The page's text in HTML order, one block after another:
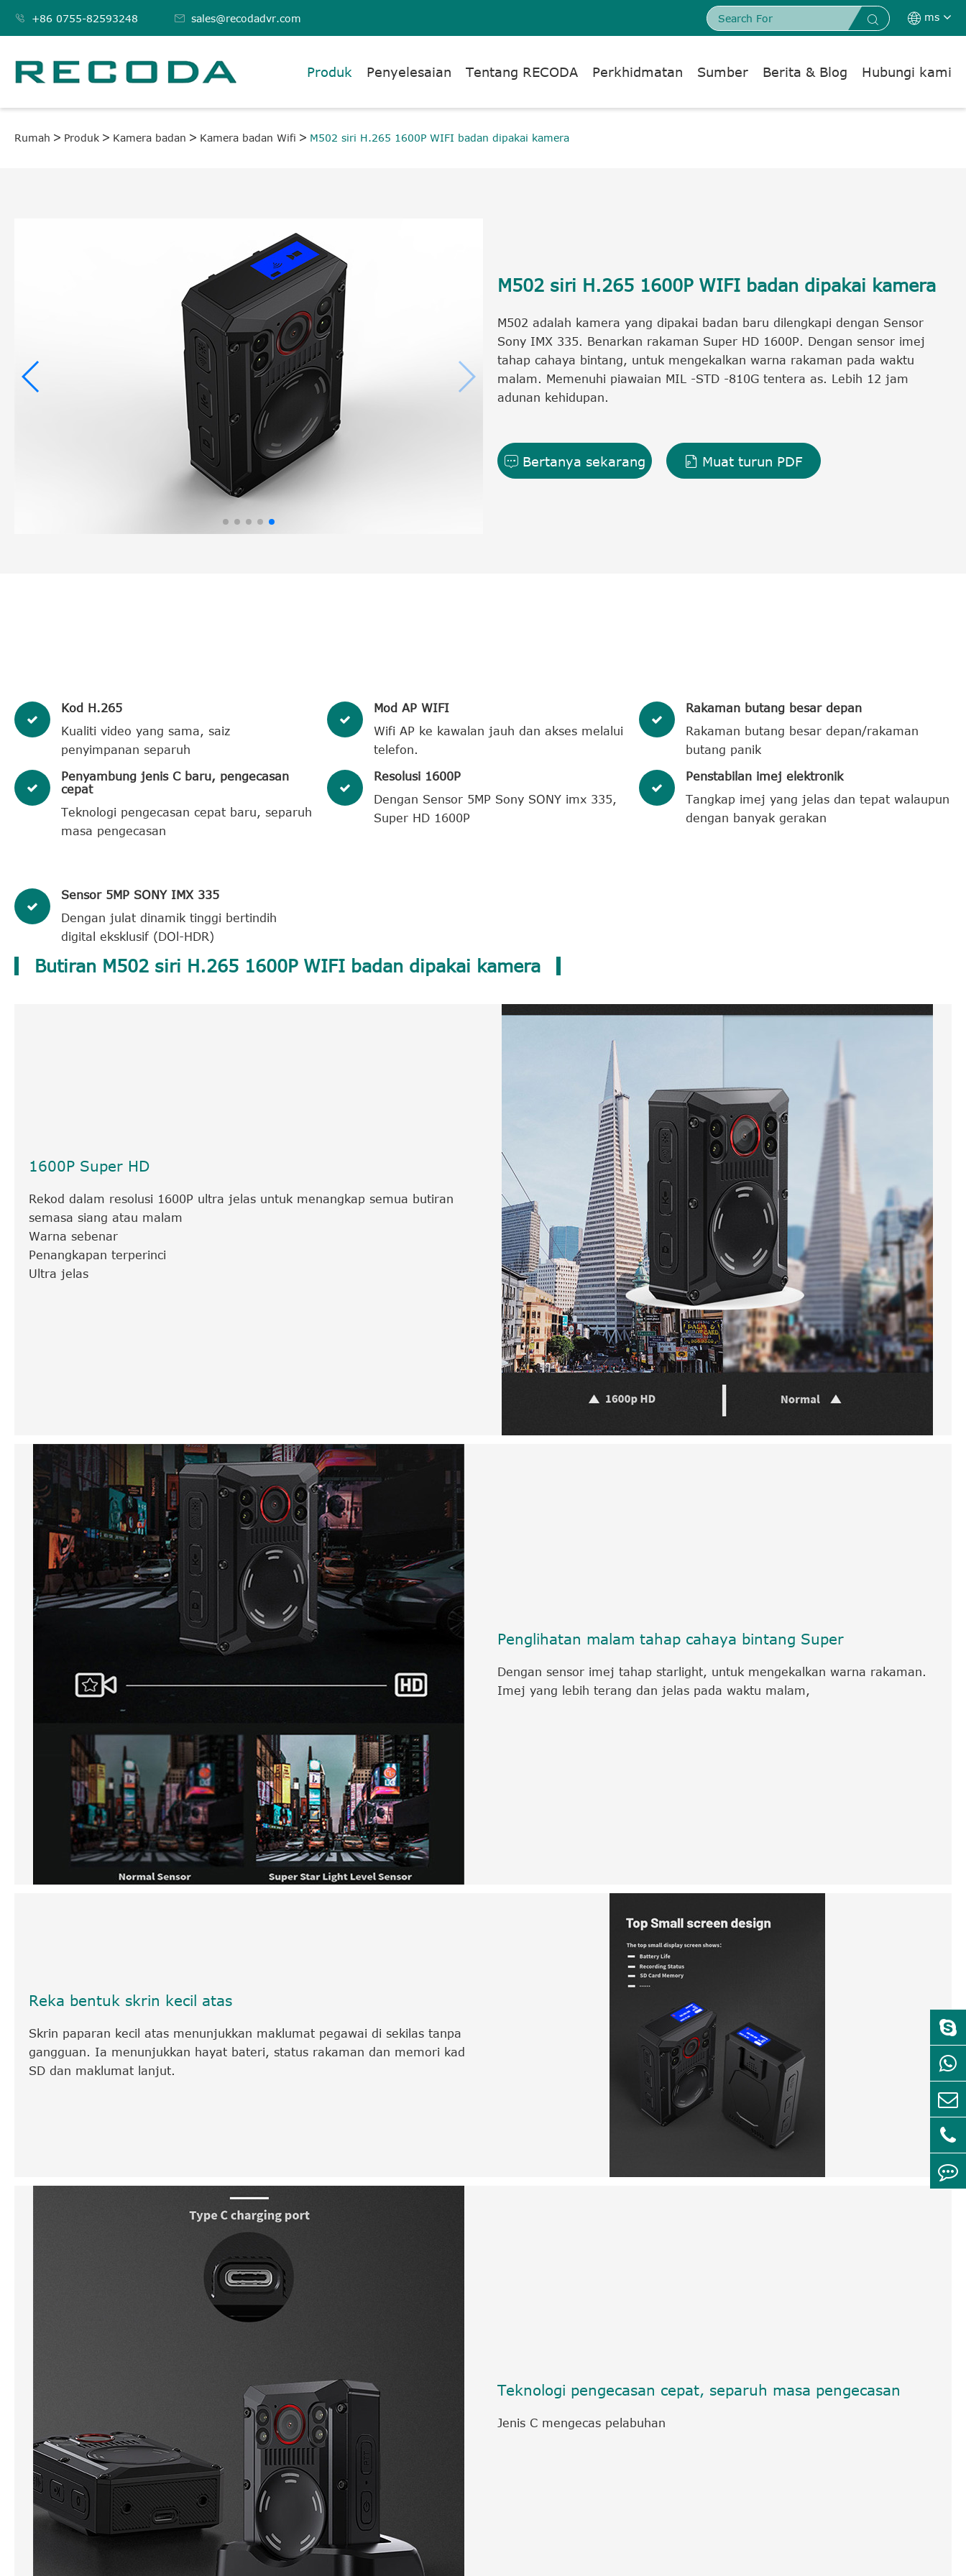
 +86 0755-82593248  sales@recodadvr.com   ms
Produk Penyelesaian Tentang RECODA Perkhidmatan Sumber Berita & Blog Hubungi kami
Rumah Produk Kamera badan Kamera badan Wifi M502 siri H.265 1600P WIFI badan dipakai kamera
M502 siri H.265 1600P WIFI badan dipakai kamera
M502 adalah kamera yang dipakai badan baru dilengkapi dengan Sensor
Sony IMX 335. Benarkan rakaman Super HD 1600P. Dengan sensor imej
tahap cahaya bintang, untuk mengekalkan warna rakaman pada waktu
malam. Memenuhi piawaian MIL -STD -810G tentera as. Lebih 12 jam
adunan kehidupan.
Bertanya sekarang  Muat turun PDF
Kod H.265
Kualiti video yang sama, saiz
penyimpanan separuh
Mod AP WIFI
Wifi AP ke kawalan jauh dan akses melalui
telefon.
Rakaman butang besar depan
Rakaman butang besar depan/rakaman
butang panik
Penyambung jenis C baru, pengecasan
cepat
Teknologi pengecasan cepat baru, separuh
masa pengecasan
Resolusi 1600P
Dengan Sensor 5MP Sony SONY imx 335,
Super HD 1600P
Penstabilan imej elektronik
Tangkap imej yang jelas dan tepat walaupun
dengan banyak gerakan
Sensor 5MP SONY IMX 335
Dengan julat dinamik tinggi bertindih
digital eksklusif (DOl-HDR)
Butiran M502 siri H.265 1600P WIFI badan dipakai kamera
1600P Super HD
Rekod dalam resolusi 1600P ultra jelas untuk menangkap semua butiran
semasa siang atau malam
Warna sebenar
Penangkapan terperinci
Ultra jelas
Penglihatan malam tahap cahaya bintang Super
Dengan sensor imej tahap starlight, untuk mengekalkan warna rakaman.
Imej yang lebih terang dan jelas pada waktu malam,
Reka bentuk skrin kecil atas
Skrin paparan kecil atas menunjukkan maklumat pegawai di sekilas tanpa
gangguan. Ia menunjukkan hayat bateri, status rakaman dan memori kad
SD dan maklumat lanjut.
Teknologi pengecasan cepat, separuh masa pengecasan
Jenis C mengecas pelabuhan